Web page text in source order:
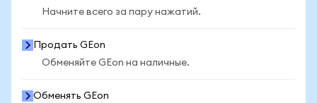
Начните всего за пару нажатий.
Продать GEon
Обменяйте GEon на наличные.
Обменять GEon